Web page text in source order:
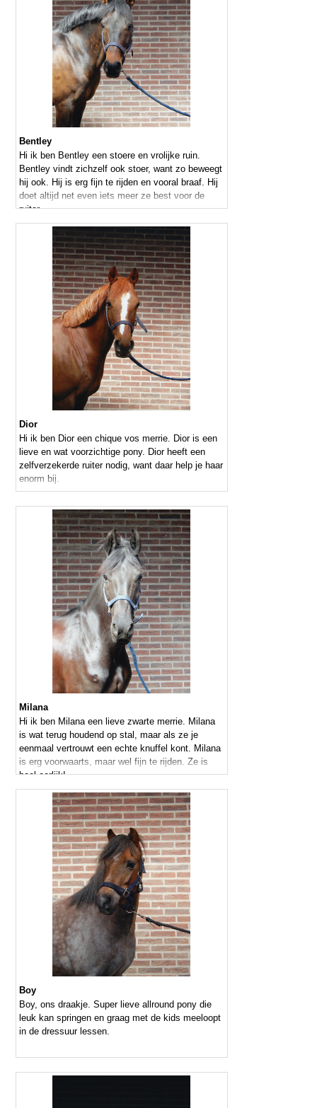
Bentley
Hi ik ben Bentley een stoere en vrolijke ruin.
Bentley vindt zichzelf ook stoer, want zo beweegt
hij ook. Hij is erg fijn te rijden en vooral braaf. Hij
doet altijd net even iets meer ze best voor de
ruiter.
Dior
Hi ik ben Dior een chique vos merrie. Dior is een
lieve en wat voorzichtige pony. Dior heeft een
zelfverzekerde ruiter nodig, want daar help je haar
enorm bij.
Milana
Hi ik ben Milana een lieve zwarte merrie. Milana
is wat terug houdend op stal, maar als ze je
eenmaal vertrouwt een echte knuffel kont. Milana
is erg voorwaarts, maar wel fijn te rijden. Ze is
heel eerlijk!
Boy
Boy, ons draakje. Super lieve allround pony die
leuk kan springen en graag met de kids meeloopt
in de dressuur lessen.